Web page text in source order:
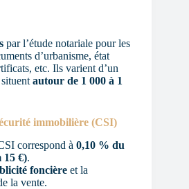
par l’étude notariale pour les
d’urbanisme, état
etc. Ils varient d’un
autour de 1 000 à 1
immobilière (CSI)
correspond à 0,10 % du
15 €).
foncière et la
la vente.